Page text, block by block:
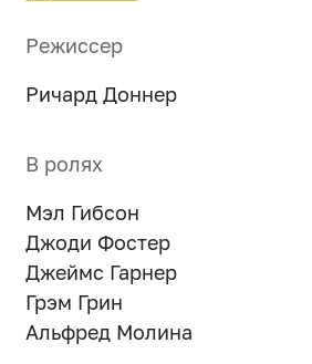
Режиссер
Ричард Доннер
В ролях
Мэл Гибсон
Джоди Фостер
Джеймс Гарнер
Грэм Грин
Альфред Молина